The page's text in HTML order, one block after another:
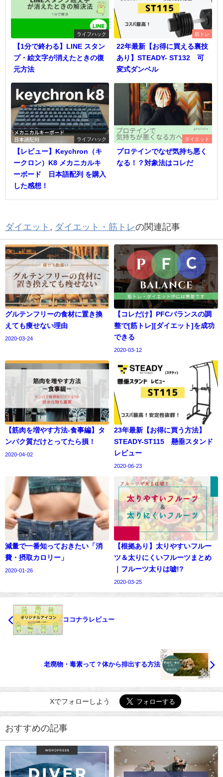
ライフハック
【1分で終わる】LINE スタン
プ・絵文字が消えたときの復
元方法
筋トレ
22年最新【お得に買える裏技
あり】STEADY- ST132 可
変式ダンベル
ライフハック
【レビュー】Keychron（キ
ークロン）K8 メカニカルキ
ーボード 日本語配列 を購入
した感想！
ダイエット
プロテインでなぜ気持ち悪く
なる！？対象法はコレだ
ダイエット , ダイエット・筋トレの関連記事
グルテンフリーの食材に置き換
えても痩せない理由
2020-03-24
【コレだけ】PFCバランスの調
整で[筋トレ][ダイエット]を成功
できる
2020-03-12
【筋肉を増やす方法-食事編】タ
ンパク質だけとってたら損！
2020-04-02
23年最新【お得に買う方法】
STEADY-ST115 懸垂スタンド
レビュー
2020-06-23
減量で一番知っておきたい「消
費・摂取カロリー」
2020-01-26
【根拠あり】太りやすいフルー
ツ＆太りにくいフルーツまとめ
｜フルーツ太りは嘘!?
2020-03-25
ココナラレビュー
老廃物・毒素って？体から排出する方法
Xでフォローしよう
おすすめの記事